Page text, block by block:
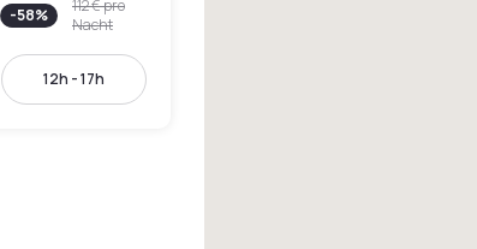
-58% 112 €pro
Nacht
12h - 17h